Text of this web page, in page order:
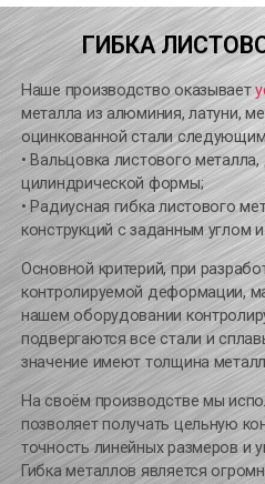
ГИБКА
Наше производство оказывает
металла из алюминия, латуни,
оцинкованной стали
• Вальцовка листового
цилиндрической формы;
• Радиусная гибка листового
конструкций с заданным углом
Основной критерий, при
контролируемой деформации,
нашем оборудовании
подвергаются все стали и
значение имеют толщина
На своём производстве мы
позволяет получать цельную
точность линейных размеров и
Гибка металлов является